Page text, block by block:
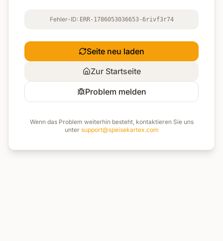
Fehler-ID: ERR-1786053036653-6rivf3r74
Seite neu laden
Zur Startseite
Problem melden
Wenn das Problem weiterhin besteht, kontaktieren Sie uns
unter support@speisekartex.com